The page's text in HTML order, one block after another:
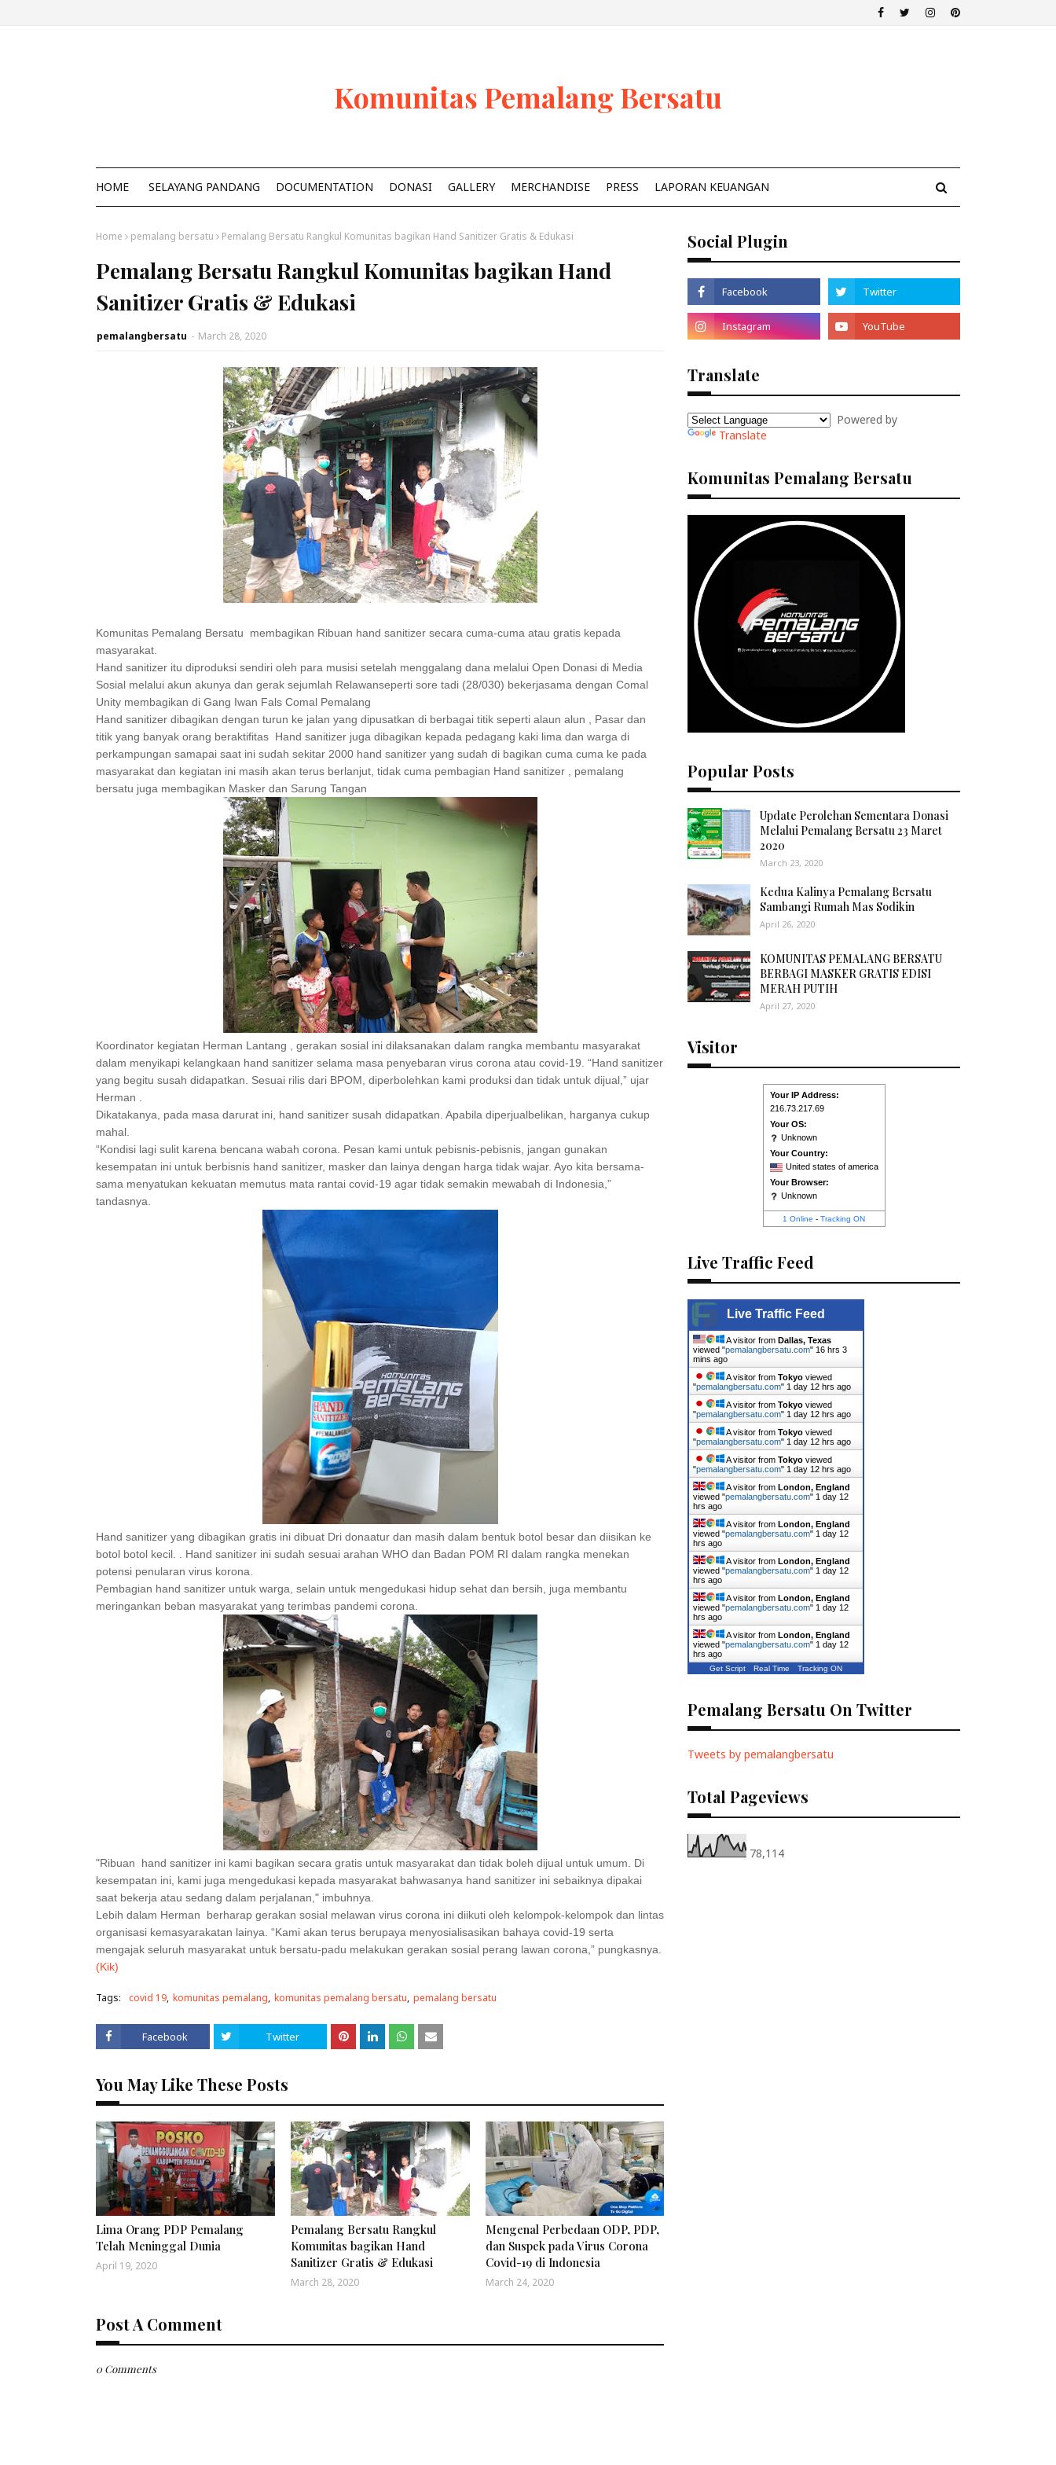
Komunitas Pemalang Bersatu
HOME SELAYANG PANDANG DOCUMENTATION DONASI GALLERY MERCHANDISE PRESS LAPORAN KEUANGAN
Home pemalang bersatu Pemalang Bersatu Rangkul Komunitas bagikan Hand Sanitizer Gratis & Edukasi
Pemalang Bersatu Rangkul Komunitas bagikan Hand
Sanitizer Gratis & Edukasi
pemalangbersatu - March 28, 2020
Komunitas Pemalang Bersatu
membagikan Ribuan hand sanitizer secara cuma-cuma atau gratis kepada
masyarakat.
Hand sanitizer itu diproduksi sendiri oleh para musisi setelah menggalang dana melalui Open Donasi di Media
Sosial melalui akun akunya dan gerak sejumlah Relawanseperti sore tadi (28/030) bekerjasama dengan Comal
Unity membagikan di Gang Iwan Fals Comal Pemalang
Hand sanitizer dibagikan dengan turun ke jalan yang dipusatkan di berbagai titik seperti alaun alun , Pasar dan
titik yang banyak orang beraktifitas Hand sanitizer juga dibagikan kepada pedagang kaki lima dan warga di
perkampungan samapai saat ini sudah sekitar 2000 hand sanitizer yang sudah di bagikan cuma cuma ke pada
masyarakat dan kegiatan ini masih akan terus berlanjut, tidak cuma pembagian Hand sanitizer , pemalang
bersatu juga membagikan Masker dan Sarung Tangan
Koordinator kegiatan Herman Lantang , gerakan sosial ini dilaksanakan dalam rangka membantu masyarakat
dalam menyikapi kelangkaan hand sanitizer selama masa penyebaran virus corona atau covid-19. “Hand sanitizer
yang begitu susah didapatkan. Sesuai rilis dari BPOM, diperbolehkan kami produksi dan tidak untuk dijual,” ujar
Herman .
Dikatakanya, pada masa darurat ini, hand sanitizer susah didapatkan. Apabila diperjualbelikan, harganya cukup
mahal.
“Kondisi lagi sulit karena bencana wabah corona. Pesan kami untuk pebisnis-pebisnis, jangan gunakan
kesempatan ini untuk berbisnis hand sanitizer, masker dan lainya dengan harga tidak wajar. Ayo kita bersama-
sama menyatukan kekuatan memutus mata rantai covid-19 agar tidak semakin mewabah di Indonesia,”
tandasnya.
Hand sanitizer yang dibagikan gratis ini dibuat Dri donaatur dan masih dalam bentuk botol besar dan diisikan ke
botol botol kecil. . Hand sanitizer ini sudah sesuai arahan WHO dan Badan POM RI dalam rangka menekan
potensi penularan virus korona.
Pembagian hand sanitizer untuk warga, selain untuk mengedukasi hidup sehat dan bersih, juga membantu
meringankan beban masyarakat yang terimbas pandemi corona.
"Ribuan
hand sanitizer ini kami bagikan secara gratis untuk masyarakat dan tidak boleh dijual untuk umum. Di
kesempatan ini, kami juga mengedukasi kepada masyarakat bahwasanya hand sanitizer ini sebaiknya dipakai
saat bekerja atau sedang dalam perjalanan," imbuhnya.
Lebih dalam Herman
berharap gerakan sosial melawan virus corona ini diikuti oleh kelompok-kelompok dan lintas
organisasi kemasyarakatan lainya. “Kami akan terus berupaya menyosialisasikan bahaya covid-19 serta
mengajak seluruh masyarakat untuk bersatu-padu melakukan gerakan sosial perang lawan corona,” pungkasnya.
(Kik)
Tags: covid 19 komunitas pemalang komunitas pemalang bersatu pemalang bersatu
Facebook Twitter
You May Like These Posts
Lima Orang PDP Pemalang
Telah Meninggal Dunia
April 19, 2020
Pemalang Bersatu Rangkul
Komunitas bagikan Hand
Sanitizer Gratis & Edukasi
March 28, 2020
Mengenal Perbedaan ODP, PDP,
dan Suspek pada Virus Corona
Covid-19 di Indonesia
March 24, 2020
Post A Comment
0 Comments
Social Plugin
Translate
Powered by
Translate
Komunitas Pemalang Bersatu
Popular Posts
Update Perolehan Sementara Donasi
Melalui Pemalang Bersatu 23 Maret
2020
March 23, 2020
Kedua Kalinya Pemalang Bersatu
Sambangi Rumah Mas Sodikin
April 26, 2020
KOMUNITAS PEMALANG BERSATU
BERBAGI MASKER GRATIS EDISI
MERAH PUTIH
April 27, 2020
Visitor
Your IP Address:
216.73.217.69
Your OS:
Unknown
Your Country:
United states of america
Your Browser:
Unknown
1 Online -Tracking ON
Live Traffic Feed
Live Traffic Feed
A visitor fromDallas, Texas
viewed "pemalangbersatu.com" 16 hrs 3
mins ago
A visitor fromTokyo viewed
"pemalangbersatu.com" 1 day 12 hrs ago
A visitor fromTokyo viewed
"pemalangbersatu.com" 1 day 12 hrs ago
A visitor fromTokyo viewed
"pemalangbersatu.com" 1 day 12 hrs ago
A visitor fromTokyo viewed
"pemalangbersatu.com" 1 day 12 hrs ago
A visitor fromLondon, England
viewed "pemalangbersatu.com" 1 day 12
hrs ago
A visitor fromLondon, England
viewed "pemalangbersatu.com" 1 day 12
hrs ago
A visitor fromLondon, England
viewed "pemalangbersatu.com" 1 day 12
hrs ago
A visitor fromLondon, England
viewed "pemalangbersatu.com" 1 day 12
hrs ago
A visitor fromLondon, England
viewed "pemalangbersatu.com" 1 day 12
hrs ago
Get Script Real Time Tracking ON
Pemalang Bersatu On Twitter
Tweets by pemalangbersatu
Total Pageviews
78,114